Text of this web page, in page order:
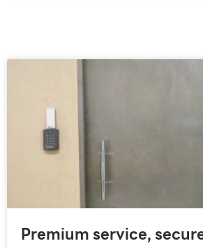
Premium service,